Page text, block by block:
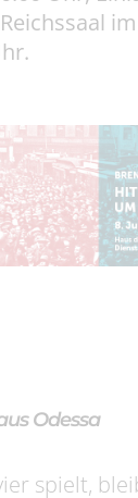
Odessa
spielt,